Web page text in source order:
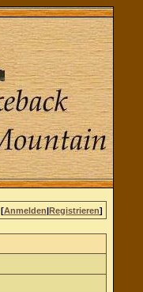
[Anmelden|Registrieren]